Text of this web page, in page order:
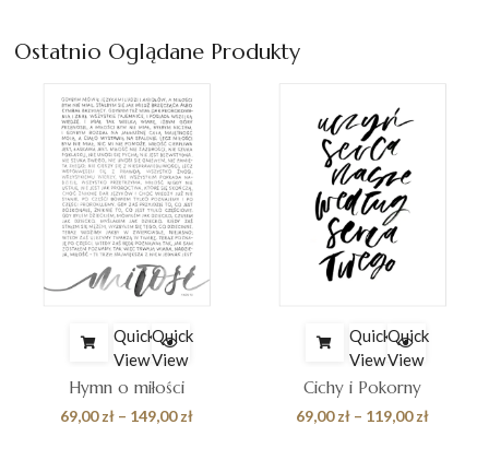
Ostatnio Oglądane Produkty
Quick
View
Quick
View
Hymn o miłości
69,00zł – 149,00złZakres
Quick
View
Quick
View
Cichy i Pokorny
69,00zł – 119,00złZakres